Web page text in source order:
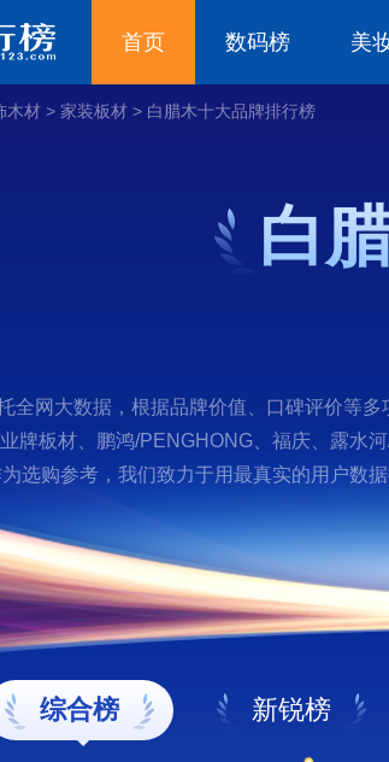
首页 数码榜 美
木材 > 家装板材 > 白腊木十大品牌排行榜
白
全网大数据，根据品牌价值、口碑评价等
牌板材、鹏鸿/PENGHONG、福庆、露水
选购参考，我们致力于用最真实的用户数
综合榜 新锐榜